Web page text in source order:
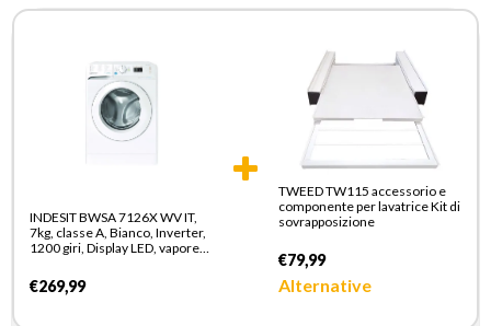
INDESIT BWSA 7126X WV IT,
7kg, classe A, Bianco, Inverter,
1200 giri, Display LED, vapore,
€269,99
TWEED TW115 accessorio e
componente per lavatrice Kit di
sovrapposizione
€79,99
Alternative